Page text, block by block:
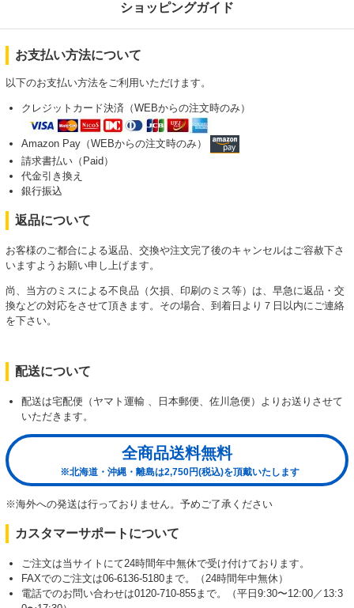
ショッピングガイド
お支払い方法について
以下のお支払い方法をご利用いただけます。
クレジットカード決済（WEBからの注文時のみ）
Amazon Pay（WEBからの注文時のみ）
請求書払い（Paid）
代金引き換え
銀行振込
返品について
お客様のご都合による返品、交換や注文完了後のキャンセルはご容赦下さ
いますようお願い申し上げます。
尚、当方のミスによる不良品（欠損、印刷のミス等）は、早急に返品・交
換などの対応をさせて頂きます。その場合、到着日より７日以内にご連絡
を下さい。
配送について
配送は宅配便（ヤマト運輸 、日本郵便、佐川急便）よりお送りさせて
いただきます。
全商品送料無料
※北海道・沖縄・離島は2,750円(税込)を頂戴いたします
※海外への発送は行っておりません。予めご了承ください
カスタマーサポートについて
ご注文は当サイトにて24時間年中無休で受け付けております。
FAXでのご注文は06-6136-5180まで。（24時間年中無休）
電話でのお問い合わせは0120-710-855まで。（平日9:30〜12:00／13:3